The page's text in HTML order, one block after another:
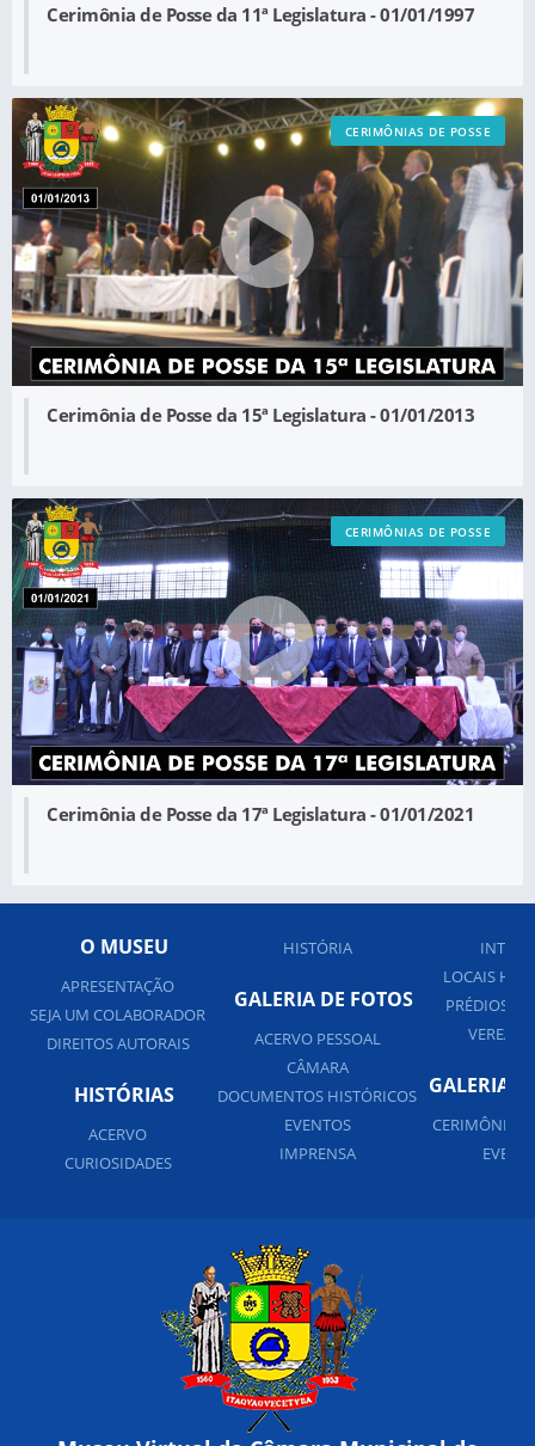
Cerimônia de Posse da 11ª Legislatura - 01/01/1997
Cerimônia de Posse da 15ª Legislatura - 01/01/2013
CERIMÔNIAS DE POSSE
Cerimônia de Posse da 17ª Legislatura - 01/01/2021
CERIMÔNIAS DE POSSE
O MUSEU
APRESENTAÇÃO
SEJA UM COLABORADOR
DIREITOS AUTORAIS
HISTÓRIAS
ACERVO
CURIOSIDADES
HISTÓRIA
GALERIA DE FOTOS
ACERVO PESSOAL
CÂMARA
DOCUMENTOS HISTÓRICOS
EVENTOS
IMPRENSA
LOCAIS
PRÉDIOS
GALERIA
CERIMÔNIAS